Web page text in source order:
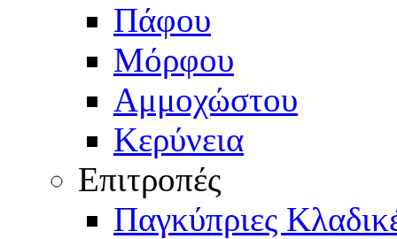
Πάφου
Μόρφου
Αμμοχώστου
Κερύνεια
Επιτροπές
Παγκύπριες